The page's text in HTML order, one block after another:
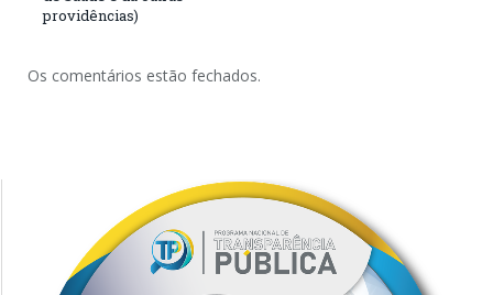
providências)
Os comentários estão fechados.